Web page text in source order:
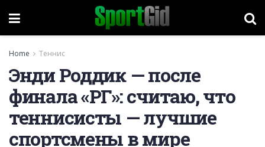
Home Теннис
Энди Роддик — после
финала «РГ»: считаю, что
теннисисты — лучшие
спортсмены в мире